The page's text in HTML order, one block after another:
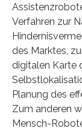
Verfahren zur
des Marktes,
digitalen Karte
Planung des
Zum anderen
Mensch-